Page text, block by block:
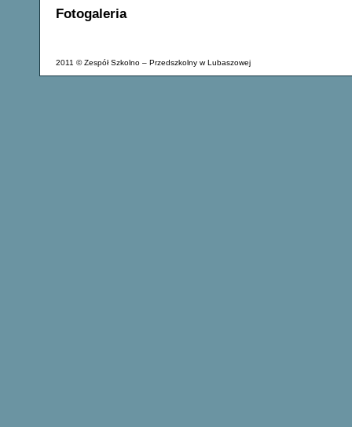
Fotogaleria
2011 © Zespół Szkolno – Przedszkolny w Lubaszowej